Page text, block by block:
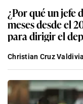
¿Por qué un jefe
meses desde el
para dirigir el
Christian Cruz Valdivia